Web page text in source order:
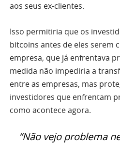
aos seus ex-clientes.
Isso permitiria que os
bitcoins antes de eles serem
empresa, que já enfrentava
medida não impediria a
entre as empresas, mas
investidores que enfrentam
como acontece agora.
“Não vejo problema